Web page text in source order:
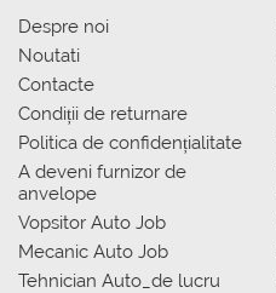
Despre noi
Noutati
Contacte
Condiții de returnare
Politica de confidențialitate
A deveni furnizor de
anvelope
Vopsitor Auto Job
Mecanic Auto Job
Tehnician Auto_de lucru